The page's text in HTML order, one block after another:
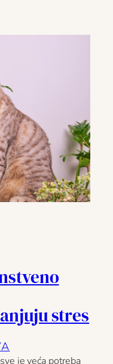
stres
je veća potreba